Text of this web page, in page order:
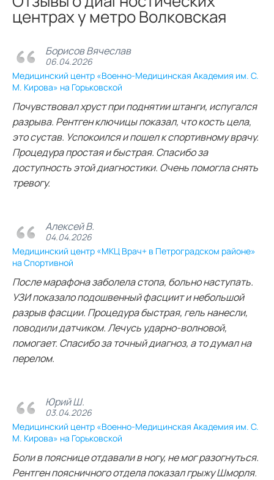
центрах у метро Волковская
Борисов Вячеслав
06.04.2026
Медицинский центр «Военно-Медицинская Академия им. С.
М. Кирова» на Горьковской
Почувствовал хруст при поднятии штанги, испугался
разрыва. Рентген ключицы показал, что кость цела,
это сустав. Успокоился и пошел к спортивному врачу.
Процедура простая и быстрая. Спасибо за
доступность этой диагностики. Очень помогла снять
тревогу.
Алексей В.
04.04.2026
Медицинский центр «МКЦ Врач+ в Петроградском районе»
на Спортивной
После марафона заболела стопа, больно наступать.
УЗИ показало подошвенный фасциит и небольшой
разрыв фасции. Процедура быстрая, гель нанесли,
поводили датчиком. Лечусь ударно-волновой,
помогает. Спасибо за точный диагноз, а то думал на
перелом.
Юрий Ш.
03.04.2026
Медицинский центр «Военно-Медицинская Академия им. С.
М. Кирова» на Горьковской
Боли в пояснице отдавали в ногу, не мог разогнуться.
Рентген поясничного отдела показал грыжу Шморля.